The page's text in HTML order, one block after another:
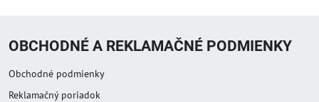
OBCHODNÉ A REKLAMAČNÉ PODMIENKY
Obchodné podmienky
Reklamačný poriadok